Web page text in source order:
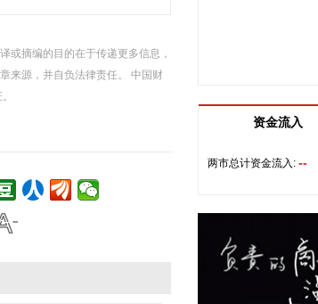
或摘编的目的在于传递更多信息，
来源，并自负法律责任。 中国财
利润1.53亿元 同
净利同比预降
正邦科技：7月生
6.18% 天康生物
长3.42% 京基智
资金流入
两市总计资金流入: --